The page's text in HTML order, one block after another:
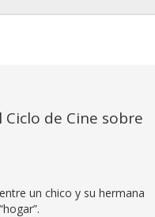
de Cine sobre
un chico y su hermana